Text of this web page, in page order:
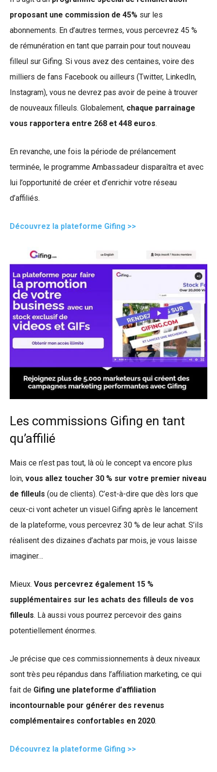
proposant une commission de 45% sur les
abonnements. En d’autres termes, vous percevrez 45 %
de rémunération en tant que parrain pour tout nouveau
filleul sur Gifing. Si vous avez des centaines, voire des
milliers de fans Facebook ou ailleurs (Twitter, LinkedIn,
Instagram), vous ne devrez pas avoir de peine à trouver
de nouveaux filleuls. Globalement, chaque parrainage
vous rapportera entre 268 et 448 euros.
En revanche, une fois la période de prélancement
terminée, le programme Ambassadeur disparaîtra et avec
lui l’opportunité de créer et d’enrichir votre réseau
d’affiliés.
Découvrez la plateforme Gifing >>
Les commissions Gifing en tant
qu’affilié
Mais ce n’est pas tout, là où le concept va encore plus
loin, vous allez toucher 30 % sur votre premier niveau
de filleuls (ou de clients). C’est-à-dire que dès lors que
ceux-ci vont acheter un visuel Gifing après le lancement
de la plateforme, vous percevrez 30 % de leur achat. S’ils
réalisent des dizaines d’achats par mois, je vous laisse
imaginer…
Mieux. Vous percevrez également 15 %
supplémentaires sur les achats des filleuls de vos
filleuls. Là aussi vous pourrez percevoir des gains
potentiellement énormes.
Je précise que ces commissionnements à deux niveaux
sont très peu répandus dans l’affiliation marketing, ce qui
fait de Gifing une plateforme d’affiliation
incontournable pour générer des revenus
complémentaires confortables en 2020.
Découvrez la plateforme Gifing >>